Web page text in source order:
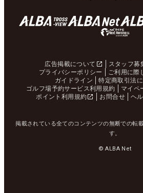
広告掲載について スタッフ募
プライバシーポリシー
ご利用に際
ガイドライン
特定商取引法
ゴルフ場予約サービス利用規約
マイペ
ポイント利用規約
お問合せ ヘ
掲載されている全てのコンテンツの無断での転
す。
© ALBA Net